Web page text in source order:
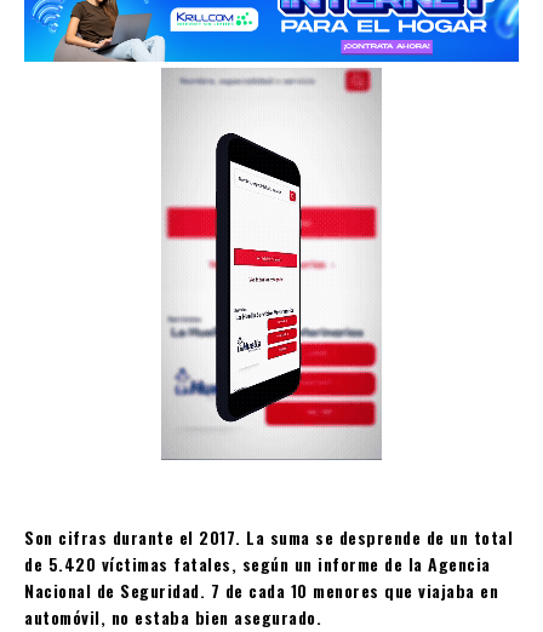
Son cifras durante el 2017. La suma se desprende de un total
de 5.420 víctimas fatales, según un informe de la Agencia
Nacional de Seguridad. 7 de cada 10 menores que viajaba en
automóvil, no estaba bien asegurado.